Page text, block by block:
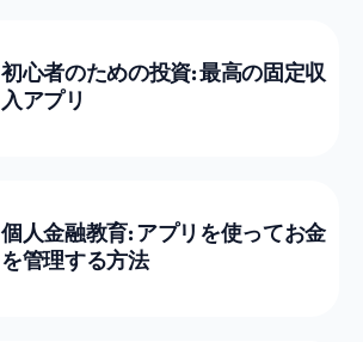
初心者のための投資: 最高の固定収
入アプリ
個人金融教育: アプリを使ってお金
を管理する方法